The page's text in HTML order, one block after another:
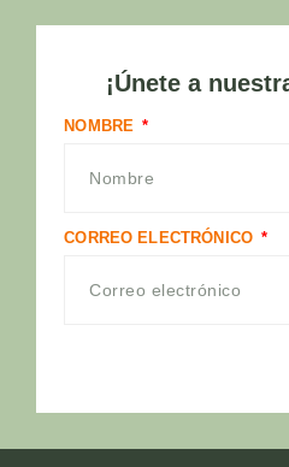
¡Únete a
NOMBRE
CORREO ELECTRÓNICO